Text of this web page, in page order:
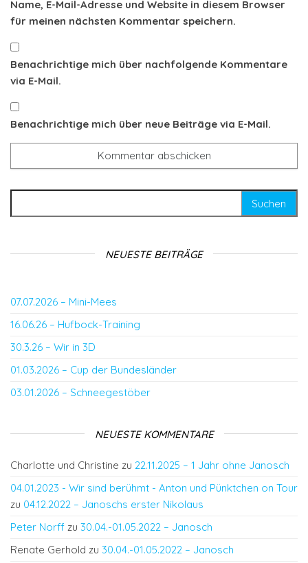
Name, E-Mail-Adresse und Website in diesem Browser
für meinen nächsten Kommentar speichern.
Benachrichtige mich über nachfolgende Kommentare
via E-Mail.
Benachrichtige mich über neue Beiträge via E-Mail.
NEUESTE BEITRÄGE
07.07.2026 – Mini-Mees
16.06.26 – Hufbock-Training
30.3.26 – Wir in 3D
01.03.2026 – Cup der Bundesländer
03.01.2026 – Schneegestöber
NEUESTE KOMMENTARE
Charlotte und Christine zu 22.11.2025 – 1 Jahr ohne Janosch
04.01.2023 - Wir sind berühmt - Anton und Pünktchen on Tour
zu 04.12.2022 – Janoschs erster Nikolaus
Peter Norff zu 30.04.-01.05.2022 – Janosch
Renate Gerhold zu 30.04.-01.05.2022 – Janosch